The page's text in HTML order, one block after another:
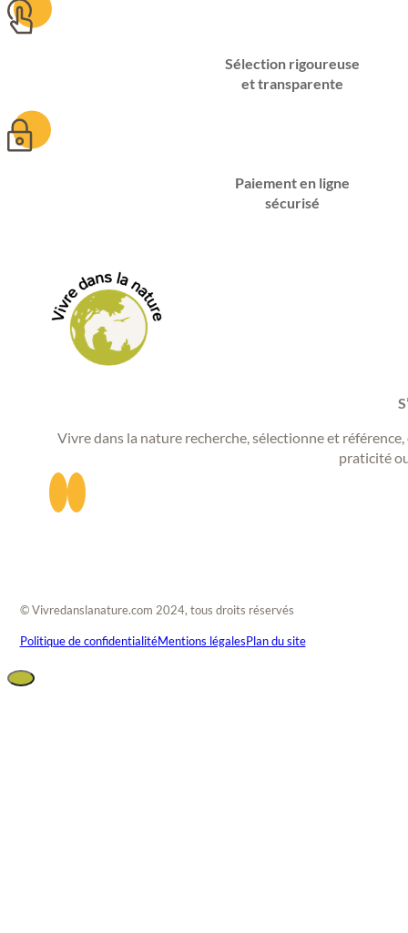
Sélection rigoureuse
et transparente
Paiement en ligne
sécurisé
Vivre dans la nature recherche, sélectionne et
praticité
© Vivredanslanature.com 2024, tous droits réservés
Politique de confidentialitéMentions légalesPlan du site